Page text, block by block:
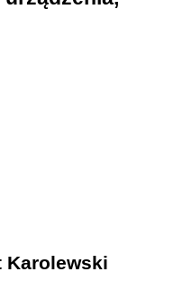
Karolewski